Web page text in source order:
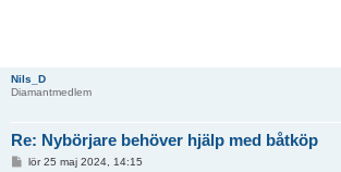
Nils_D
Diamantmedlem
Re: Nybörjare behöver hjälp med båtköp
lör 25 maj 2024, 14:15